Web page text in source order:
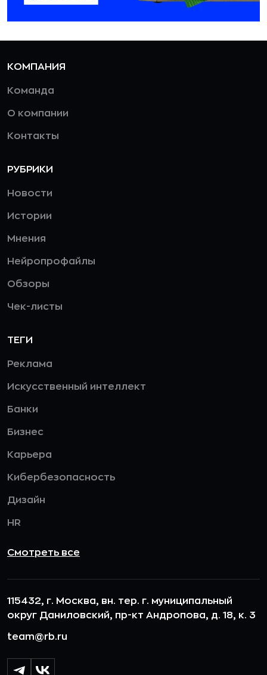
КОМПАНИЯ
Команда
О компании
Контакты
РУБРИКИ
Новости
Истории
Мнения
Нейропрофайлы
Обзоры
Чек-листы
ТЕГИ
Реклама
Искусственный интеллект
Банки
Бизнес
Карьера
Кибербезопасность
Дизайн
HR
Смотреть все
115432, г. Москва, вн. тер. г. муниципальный
округ Даниловский, пр-кт Андропова, д. 18, к. 3
team@rb.ru